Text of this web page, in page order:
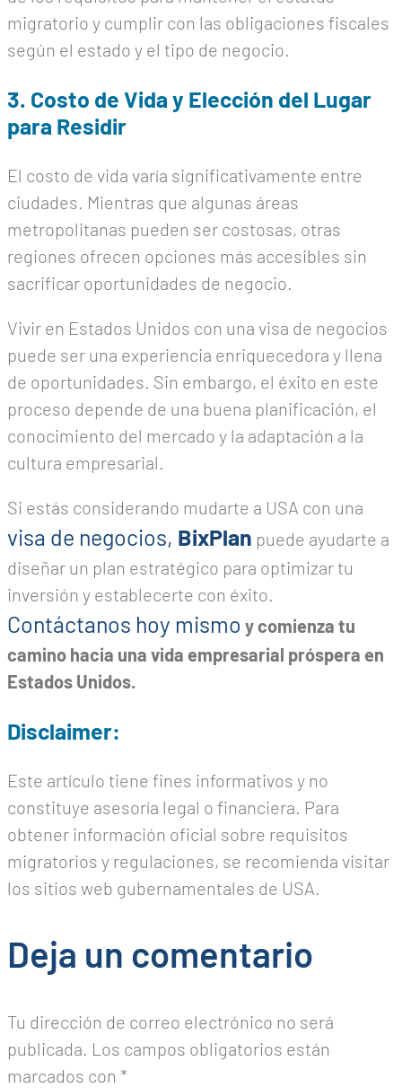
migratorio y cumplir con las obligaciones fiscales
según el estado y el tipo de negocio.
3. Costo de Vida y Elección del Lugar
para Residir
El costo de vida varía significativamente entre
ciudades. Mientras que algunas áreas
metropolitanas pueden ser costosas, otras
regiones ofrecen opciones más accesibles sin
sacrificar oportunidades de negocio.
Vivir en Estados Unidos con una visa de negocios
puede ser una experiencia enriquecedora y llena
de oportunidades. Sin embargo, el éxito en este
proceso depende de una buena planificación, el
conocimiento del mercado y la adaptación a la
cultura empresarial.
Si estás considerando mudarte a USA con una
visa de negocios, BixPlan puede ayudarte a
diseñar un plan estratégico para optimizar tu
inversión y establecerte con éxito.
Contáctanos hoy mismo y comienza tu
camino hacia una vida empresarial próspera en
Estados Unidos.
Disclaimer:
Este artículo tiene fines informativos y no
constituye asesoría legal o financiera. Para
obtener información oficial sobre requisitos
migratorios y regulaciones, se recomienda visitar
los sitios web gubernamentales de USA.
Deja un comentario
Tu dirección de correo electrónico no será
publicada. Los campos obligatorios están
marcados con *